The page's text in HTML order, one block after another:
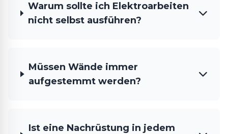
Warum sollte ich Elektroarbeiten
nicht selbst ausführen?
Müssen Wände immer
aufgestemmt werden?
Ist eine Nachrüstung in jedem